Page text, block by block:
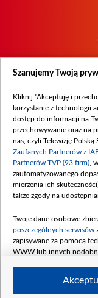
Szanujemy Twoją
Kliknij "Akceptuję i
korzystanie z technologii
dostęp do informacji na
przechowywanie oraz na
nas, czyli Telewizję Polską
Zaufanych Partnerów z
Partnerów TVP (93 firm) ,
zautomatyzowanego
mierzenia ich
także zgody na
Twoje dane osobowe
poszczególnych serwisów
zapisywane za pomocą
WWW lub innych